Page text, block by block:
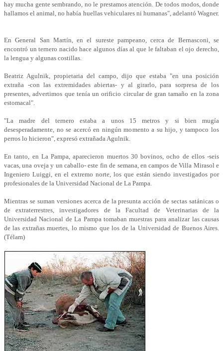
hay mucha gente sembrando, no le prestamos atención. De todos modos, donde
hallamos el animal, no había huellas vehiculares ni humanas", adelantó Wagner.
En General San Martín, en el sureste pampeano, cerca de Bernasconi, se
encontró un ternero nacido hace algunos días al que le faltaban el ojo derecho,
la lengua y algunas costillas.
Beatriz Agulnik, propietaria del campo, dijo que estaba "en una posición
extraña -con las extremidades abiertas- y al girarlo, para sorpresa de los
presentes, advertimos que tenía un orificio circular de gran tamaño en la zona
estomacal".
"La madre del ternero estaba a unos 15 metros y si bien mugía
desesperadamente, no se acercó en ningún momento a su hijo, y tampoco los
perros lo hicieron", expresó extrañada Agulnik.
En tanto, en La Pampa, aparecieron muertos 30 bovinos, ocho de ellos -seis
vacas, una oveja y un caballo- este fin de semana, en campos de Villa Mirasol e
Ingeniero Luiggi, en el extremo norte, los que están siendo investigados por
profesionales de la Universidad Nacional de La Pampa.
Mientras se suman versiones acerca de la presunta acción de sectas satánicas o
de extraterrestres, investigadores de la Facultad de Veterinarias de la
Universidad Nacional de La Pampa tomaban muestras para analizar las causas
de las extrañas muertes, lo mismo que los de la Universidad de Buenos Aires.
(Télam)